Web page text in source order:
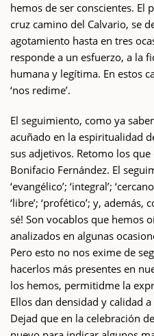
hemos de ser conscientes. El
cruz camino del Calvario, se
agotamiento hasta en tres
responde a un esfuerzo, a la
humana y legítima. En estos
‘nos redime’.
El seguimiento, como ya
acuñado en la espiritualidad
sus adjetivos. Retomo los
Bonifacio Fernández. El
‘evangélico’; ‘integral’;
‘libre’; ‘profético’; y, además,
sé! Son vocablos que hemos
analizados en algunas
Pero esto no nos exime de
hacerlos más presentes en
los hemos, permitidme la
Ellos dan densidad y calidad
Dejad que en la celebración